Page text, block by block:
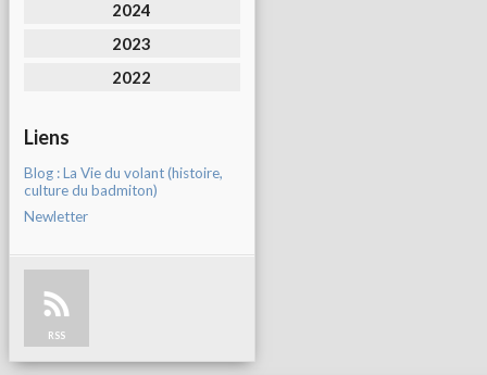
2024
2023
2022
Liens
Blog : La Vie du volant (histoire,
culture du badmiton)
Newletter
RSS